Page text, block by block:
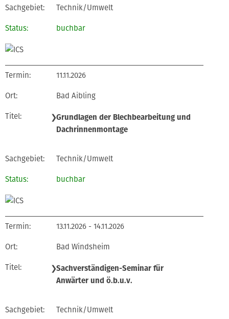
Technik/Umwelt
buchbar
11.11.2026
Bad Aibling
❯Grundlagen der Blechbearbeitung und
Dachrinnenmontage
Technik/Umwelt
buchbar
13.11.2026 - 14.11.2026
Bad Windsheim
❯Sachverständigen-Seminar für
Anwärter und ö.b.u.v.
Technik/Umwelt